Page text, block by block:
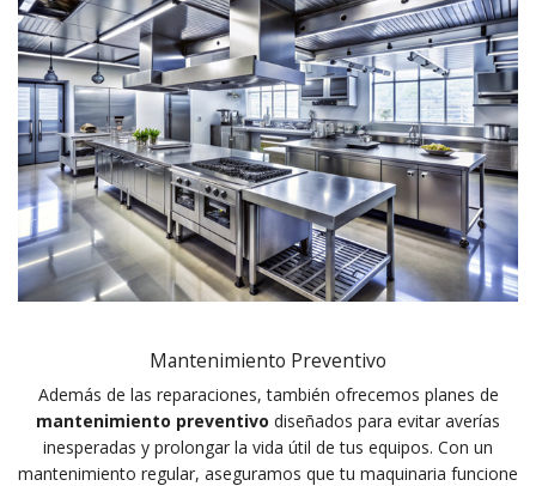
Mantenimiento Preventivo
Además de las reparaciones, también ofrecemos planes de
mantenimiento preventivo diseñados para evitar averías
inesperadas y prolongar la vida útil de tus equipos. Con un
mantenimiento regular, aseguramos que tu maquinaria funcione